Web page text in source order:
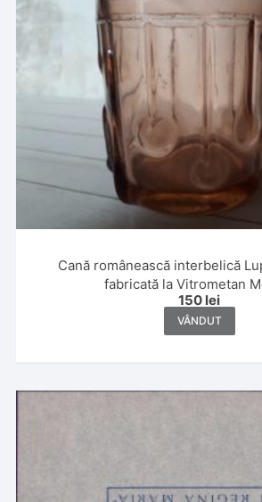
Cană românească interbelică
fabricată la Vitrometan
150 lei
VÂNDUT